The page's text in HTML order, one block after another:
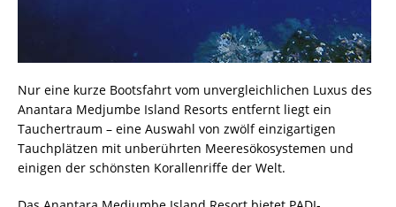
Nur eine kurze Bootsfahrt vom unvergleichlichen Luxus des
Anantara Medjumbe Island Resorts entfernt liegt ein
Tauchertraum – eine Auswahl von zwölf einzigartigen
Tauchplätzen mit unberührten Meeresökosystemen und
einigen der schönsten Korallenriffe der Welt.